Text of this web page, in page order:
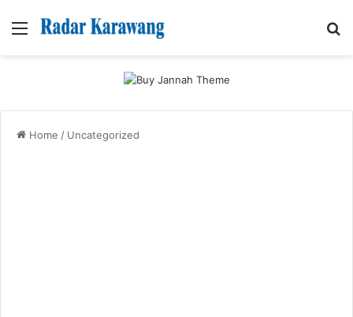
Menu
Home / Uncategorized